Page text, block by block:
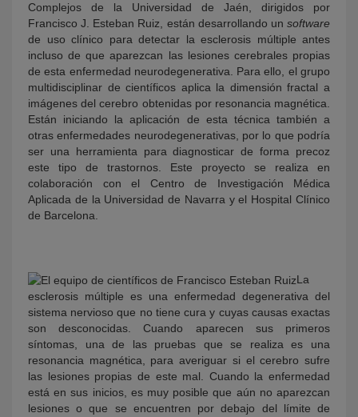
Complejos de la Universidad de Jaén, dirigidos por
Francisco J. Esteban Ruiz, están desarrollando un software
de uso clínico para detectar la esclerosis múltiple antes
incluso de que aparezcan las lesiones cerebrales propias
de esta enfermedad neurodegenerativa. Para ello, el grupo
multidisciplinar de científicos aplica la dimensión fractal a
imágenes del cerebro obtenidas por resonancia magnética.
Están iniciando la aplicación de esta técnica también a
otras enfermedades neurodegenerativas, por lo que podría
ser una herramienta para diagnosticar de forma precoz
este tipo de trastornos. Este proyecto se realiza en
colaboración con el Centro de Investigación Médica
Aplicada de la Universidad de Navarra y el Hospital Clínico
de Barcelona.
La
esclerosis múltiple es una enfermedad degenerativa del
sistema nervioso que no tiene cura y cuyas causas exactas
son desconocidas. Cuando aparecen sus primeros
síntomas, una de las pruebas que se realiza es una
resonancia magnética, para averiguar si el cerebro sufre
las lesiones propias de este mal. Cuando la enfermedad
está en sus inicios, es muy posible que aún no aparezcan
lesiones o que se encuentren por debajo del límite de